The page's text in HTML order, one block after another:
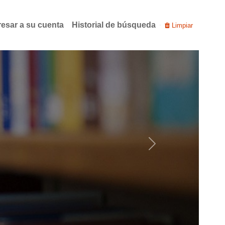
a su cuenta Historial de búsqueda Limpiar
Next